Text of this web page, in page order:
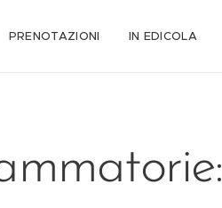
PRENOTAZIONI IN EDICOLA